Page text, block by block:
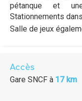
pétanque et
Stationnements
Salle de jeux
Accès
Gare SNCF à 17 km